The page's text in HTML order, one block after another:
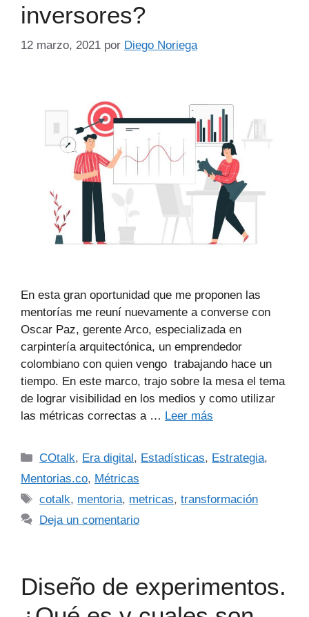
inversores?
12 marzo, 2021 por Diego Noriega
En esta gran oportunidad que me proponen las
mentorías me reuní nuevamente a converse con
Oscar Paz, gerente Arco, especializada en
carpintería arquitectónica, un emprendedor
colombiano con quien vengo trabajando hace un
tiempo. En este marco, trajo sobre la mesa el tema
de lograr visibilidad en los medios y como utilizar
las métricas correctas a … Leer más
COtalk, Era digital, Estadísticas, Estrategia,
Mentorias.co, Métricas
cotalk, mentoria, metricas,transformación
Deja un comentario
Diseño de experimentos.